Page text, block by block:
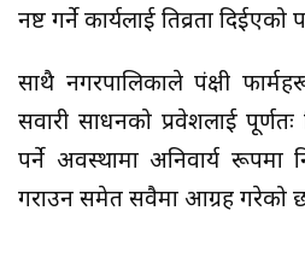
नष्ट गर्ने कार्यलाई तिव्रता दिईएको
साथै नगरपालिकाले पंक्षी
सवारी साधनको प्रवेशलाई
पर्ने अवस्थामा अनिवार्य रूपमा
गराउन समेत सवैमा आग्रह गरेको